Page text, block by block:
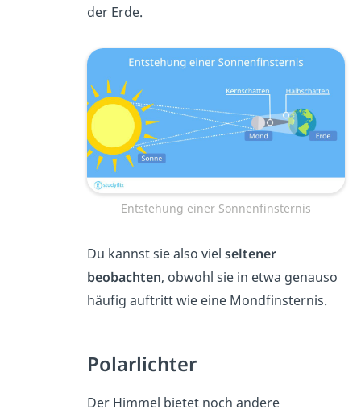
der Erde.
Entstehung einer Sonnenfinsternis
Du kannst sie also viel seltener
beobachten, obwohl sie in etwa genauso
häufig auftritt wie eine Mondfinsternis.
Polarlichter
Der Himmel bietet noch andere